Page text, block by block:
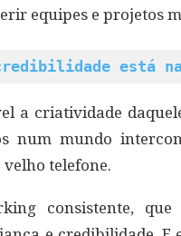
equipes e projetos
está
a criatividade
num mundo
velho telefone.
consistente,